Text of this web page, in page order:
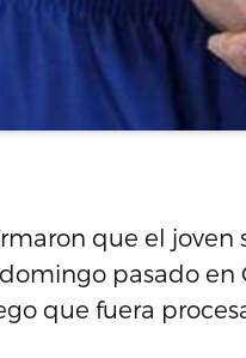
que el joven
pasado en
que fuera